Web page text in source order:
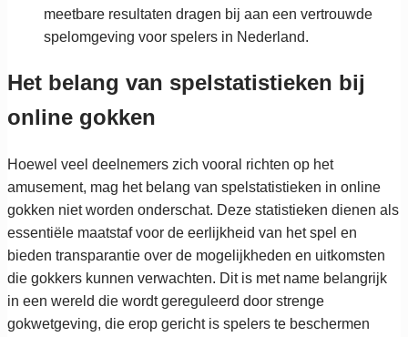
meetbare resultaten dragen bij aan een vertrouwde
spelomgeving voor spelers in Nederland.
Het belang van spelstatistieken bij
online gokken
Hoewel veel deelnemers zich vooral richten op het
amusement, mag het belang van spelstatistieken in online
gokken niet worden onderschat. Deze statistieken dienen als
essentiële maatstaf voor de eerlijkheid van het spel en
bieden transparantie over de mogelijkheden en uitkomsten
die gokkers kunnen verwachten. Dit is met name belangrijk
in een wereld die wordt gereguleerd door strenge
gokwetgeving, die erop gericht is spelers te beschermen